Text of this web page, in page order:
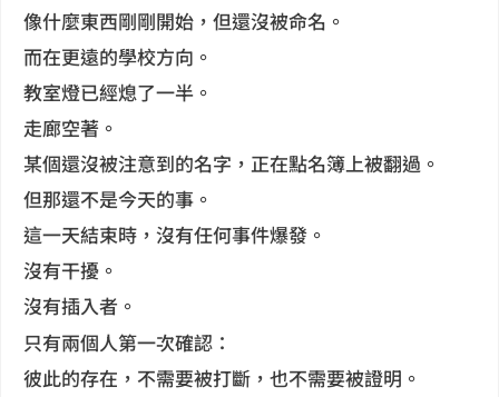
像什麼東西剛剛開始，但還沒被命名。
而在更遠的學校方向。
教室燈已經熄了一半。
走廊空著。
某個還沒被注意到的名字，正在點名簿上被翻過。
但那還不是今天的事。
這一天結束時，沒有任何事件爆發。
沒有干擾。
沒有插入者。
只有兩個人第一次確認：
彼此的存在，不需要被打斷，也不需要被證明。